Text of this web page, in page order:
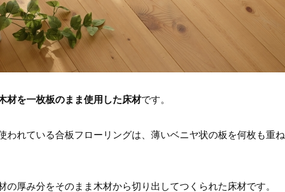
材を一枚板のまま使用した床材です。
われている合板フローリングは、薄いベニヤ状の板を何枚も重
厚み分をそのまま木材から切り出してつくられた床材です。